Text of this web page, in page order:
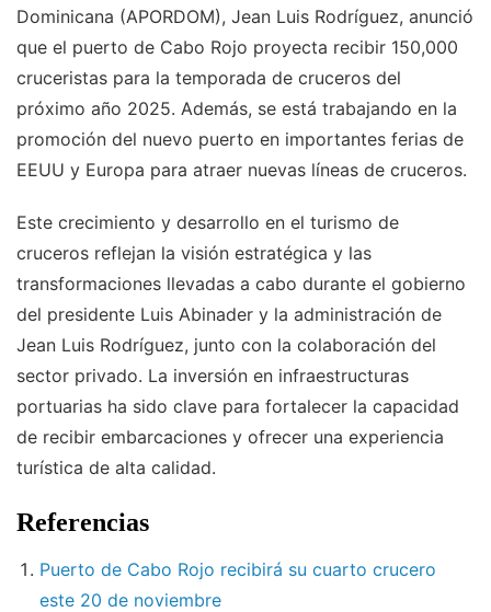
Dominicana (APORDOM), Jean Luis Rodríguez, anunció
que el puerto de Cabo Rojo proyecta recibir 150,000
cruceristas para la temporada de cruceros del
próximo año 2025. Además, se está trabajando en la
promoción del nuevo puerto en importantes ferias de
EEUU y Europa para atraer nuevas líneas de cruceros.
Este crecimiento y desarrollo en el turismo de
cruceros reflejan la visión estratégica y las
transformaciones llevadas a cabo durante el gobierno
del presidente Luis Abinader y la administración de
Jean Luis Rodríguez, junto con la colaboración del
sector privado. La inversión en infraestructuras
portuarias ha sido clave para fortalecer la capacidad
de recibir embarcaciones y ofrecer una experiencia
turística de alta calidad.
Referencias
Puerto de Cabo Rojo recibirá su cuarto crucero
este 20 de noviembre